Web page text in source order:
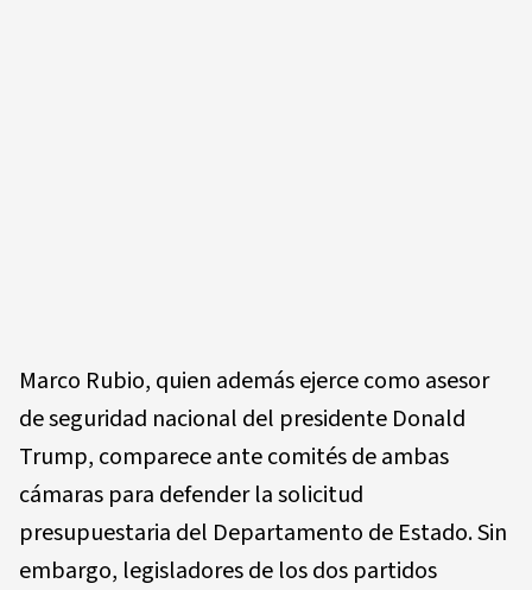
Marco Rubio, quien además ejerce como asesor
de seguridad nacional del presidente Donald
Trump, comparece ante comités de ambas
cámaras para defender la solicitud
presupuestaria del Departamento de Estado. Sin
embargo, legisladores de los dos partidos